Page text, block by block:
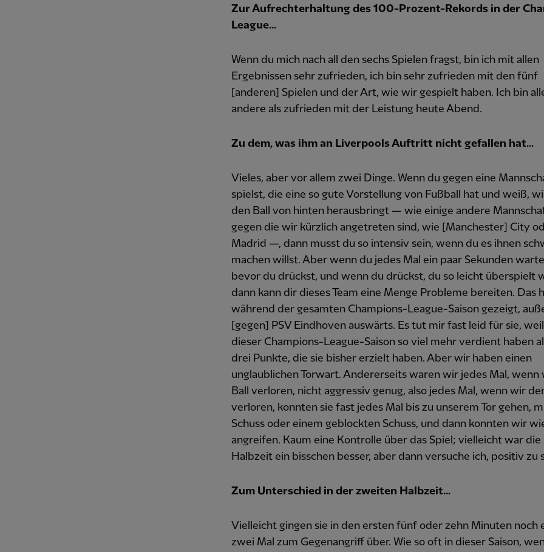
Zur Aufrechterhaltung des 100-Prozent-Rekords in der
League...
Wenn du mich nach all den sechs Spielen fragst, bin ich mit allen
Ergebnissen sehr zufrieden, ich bin sehr zufrieden mit den fünf
[anderen] Spielen und der Art, wie wir gespielt haben. Ich bin
andere als zufrieden mit der Leistung heute Abend.
Zu dem, was ihm an Liverpools Auftritt nicht gefallen hat...
Vieles, aber vor allem zwei Dinge. Wenn du gegen eine
spielst, die eine so gute Vorstellung von Fußball hat und weiß,
den Ball von hinten herausbringt — wie einige andere
gegen die wir kürzlich angetreten sind, wie [Manchester] City
Madrid —, dann musst du so intensiv sein, wenn du es ihnen
machen willst. Aber wenn du jedes Mal ein paar Sekunden
bevor du drückst, und wenn du drückst, du so leicht überspielt
dann kann dir dieses Team eine Menge Probleme bereiten. Das
während der gesamten Champions-League-Saison gezeigt,
[gegen] PSV Eindhoven auswärts. Es tut mir fast leid für sie,
dieser Champions-League-Saison so viel mehr verdient haben
drei Punkte, die sie bisher erzielt haben. Aber wir haben einen
unglaublichen Torwart. Andererseits waren wir jedes Mal, wenn
Ball verloren, nicht aggressiv genug, also jedes Mal, wenn wir den
verloren, konnten sie fast jedes Mal bis zu unserem Tor gehen,
Schuss oder einem geblockten Schuss, und dann konnten wir
angreifen. Kaum eine Kontrolle über das Spiel; vielleicht war
Halbzeit ein bisschen besser, aber dann versuche ich, positiv zu
Zum Unterschied in der zweiten Halbzeit...
Vielleicht gingen sie in den ersten fünf oder zehn Minuten noch
zwei Mal zum Gegenangriff über. Wie so oft in dieser Saison,